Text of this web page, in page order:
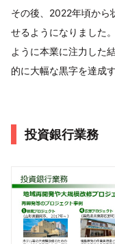
その後、2022年頃から
せるようになりました
ように本業に注力した
的に大幅な黒字を達成
投資銀行業務